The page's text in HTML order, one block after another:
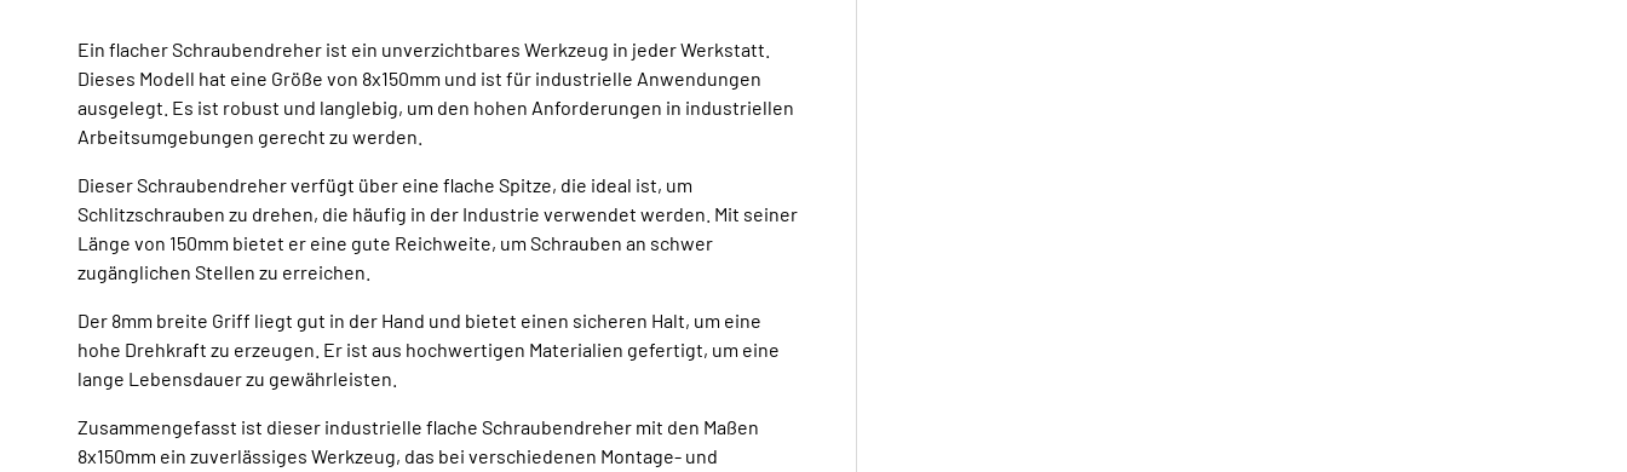
Ein flacher Schraubendreher ist ein unverzichtbares Werkzeug in jeder Werkstatt.
Dieses Modell hat eine Größe von 8x150mm und ist für industrielle Anwendungen
ausgelegt. Es ist robust und langlebig, um den hohen Anforderungen in industriellen
Arbeitsumgebungen gerecht zu werden.
Dieser Schraubendreher verfügt über eine flache Spitze, die ideal ist, um
Schlitzschrauben zu drehen, die häufig in der Industrie verwendet werden. Mit seiner
Länge von 150mm bietet er eine gute Reichweite, um Schrauben an schwer
zugänglichen Stellen zu erreichen.
Der 8mm breite Griff liegt gut in der Hand und bietet einen sicheren Halt, um eine
hohe Drehkraft zu erzeugen. Er ist aus hochwertigen Materialien gefertigt, um eine
lange Lebensdauer zu gewährleisten.
Zusammengefasst ist dieser industrielle flache Schraubendreher mit den Maßen
8x150mm ein zuverlässiges Werkzeug, das bei verschiedenen Montage- und